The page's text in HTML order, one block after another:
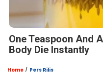
One Teaspoon And
Body Die Instantly
Home / Pers Rilis